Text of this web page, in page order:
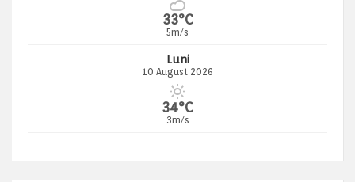
33°C
5m/s
Luni
10 August 2026
34°C
3m/s